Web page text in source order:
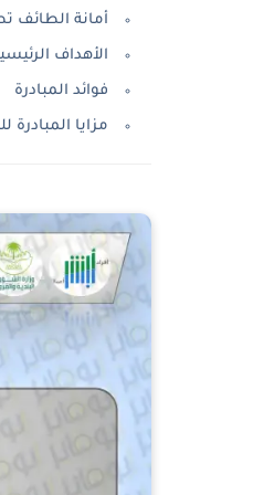
أمانة الطائف
الأهداف
فوائد المبادرة
مزايا المبادرة